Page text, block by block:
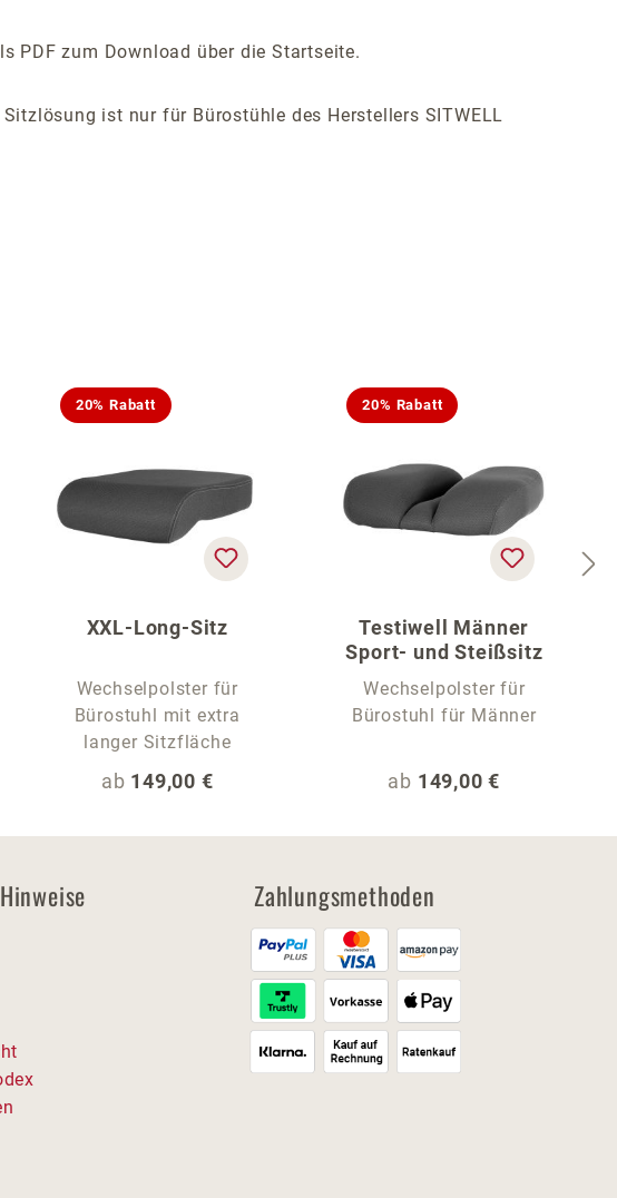
PDF zum Download über die Startseite.
ist nur für Bürostühle des Herstellers SITWELL
20% Rabatt
XXL-Long-Sitz
Wechselpolster für
Bürostuhl mit extra
langer Sitzfläche
Regulärer Preis:
ab 149,00 €
20% Rabatt
Testiwell Männer
Sport- und Steißsitz
Wechselpolster für
Bürostuhl für Männer
Regulärer Preis:
ab 149,00 €
Zahlungsmethoden